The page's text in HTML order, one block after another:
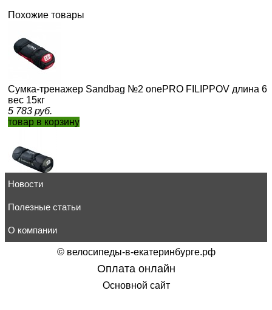
Похожие товары
Сумка-тренажер Sandbag №2 onePRO FILIPPOV длина
вес 15кг
5 783 руб.
товар в корзину
вес 50кг
товар в корзину
Новости
Полезные статьи
О компании
© велосипеды-в-екатеринбурге.рф
Оплата онлайн
Основной сайт